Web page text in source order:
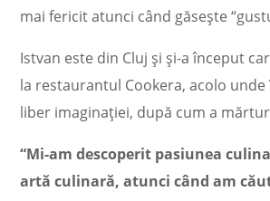
mai fericit atunci când găsește
Istvan este din Cluj și și-a început
la restaurantul Cookera, acolo
liber imaginației, după cum a
“Mi-am descoperit pasiunea
artă culinară, atunci când am